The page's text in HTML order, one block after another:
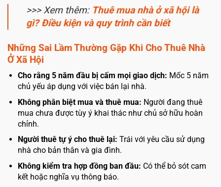
>>> Xem thêm: Thuê mua nhà ở xã hội là
gì? Điều kiện và quy trình cần biết
Những Sai Lầm Thường Gặp Khi Cho Thuê Nhà
Ở Xã Hội
Cho rằng 5 năm đầu bị cấm mọi giao dịch: Mốc 5 năm
chủ yếu áp dụng với việc bán lại nhà.
Không phân biệt mua và thuê mua: Người đang thuê
mua chưa được tùy ý khai thác như chủ sở hữu hoàn
chỉnh.
Người thuê tự ý cho thuê lại: Trái với yêu cầu sử dụng
nhà cho bản thân và gia đình.
Không kiểm tra hợp đồng ban đầu: Có thể bỏ sót cam
kết hoặc nghĩa vụ thông báo.